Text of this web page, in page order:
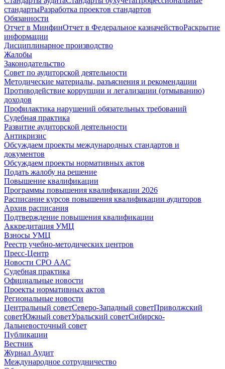
стандартыРазработка проектов стандартов
Обязанности
Отчет в МинфинОтчет в Федеральное казначействоРаскрытие
информации
Дисциплинарное производство
Жалобы
Законодательство
Совет по аудиторской деятельности
Методические материалы, разъяснения и рекомендации
Противодействие коррупции и легализации (отмыванию)
доходов
Профилактика нарушений обязательных требований
Судебная практика
Развитие аудиторской деятельности
Антикризис
Обсуждаем проекты международных стандартов и
документов
Обсуждаем проекты нормативных актов
Подать жалобу на решение
Повышение квалификации
Программы повышения квалификации 2026
Расписание курсов повышения квалификации аудиторов
Архив расписания
Подтверждение повышения квалификации
Аккредитация УМЦ
Взносы УМЦ
Реестр учебно-методических центров
Пресс-Центр
Новости СРО ААС
Судебная практика
Официальные новости
Проекты нормативных актов
Региональные новости
Центральный советСеверо-Западный советПриволжский
советЮжный советУральский советСибирско-
Дальневосточный совет
Публикации
Вестник
Журнал Аудит
Международное сотрудничество